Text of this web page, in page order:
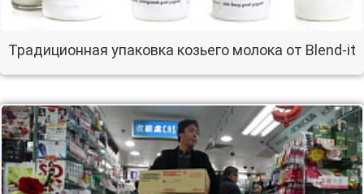
Традиционная упаковка козьего молока от Blend-it